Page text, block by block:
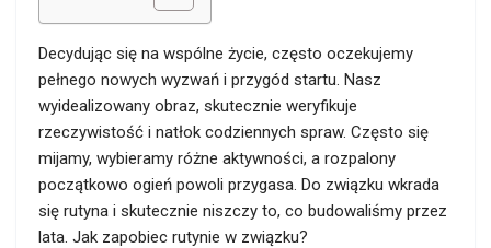
Decydując się na wspólne życie, często oczekujemy
pełnego nowych wyzwań i przygód startu. Nasz
wyidealizowany obraz, skutecznie weryfikuje
rzeczywistość i natłok codziennych spraw. Często się
mijamy, wybieramy różne aktywności, a rozpalony
początkowo ogień powoli przygasa. Do związku wkrada
się rutyna i skutecznie niszczy to, co budowaliśmy przez
lata. Jak zapobiec rutynie w związku?